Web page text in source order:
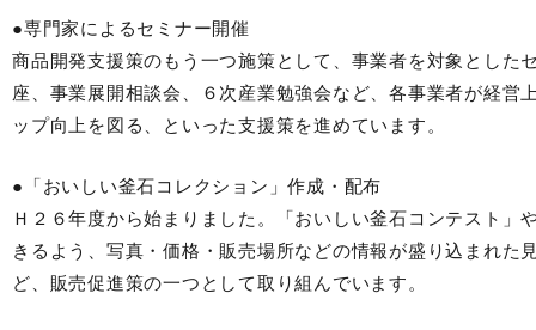
●専門家によるセミナー開催
商品開発支援策のもう一つ施策として、事業者を対象とし
座、事業展開相談会、６次産業勉強会など、各事業者が経
ップ向上を図る、といった支援策を進めています。
●「おいしい釜石コレクション」作成・配布
Ｈ２６年度から始まりました。「おいしい釜石コンテスト
きるよう、写真・価格・販売場所などの情報が盛り込まれ
ど、販売促進策の一つとして取り組んでいます。